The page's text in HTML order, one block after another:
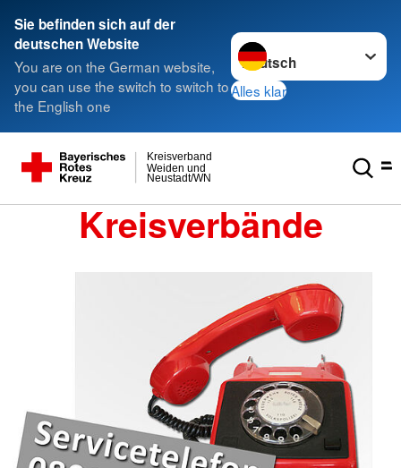
Sie befinden sich auf der
deutschen Website
You are on the German website,
you can use the switch to switch to
the English one
Sprache wechseln zu
Alles klar
Neustadt/WN
Weiden und
Kreisverband
Kreisverbände